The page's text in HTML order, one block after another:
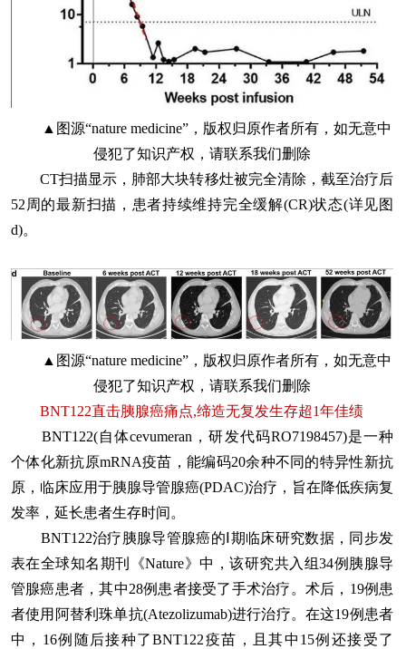
▲图源“nature medicine”，版权归原作者所有，如无意中
侵犯了知识产权，请联系我们删除
CT扫描显示，肺部大块转移灶被完全清除，截至治疗后
52周的最新扫描，患者持续维持完全缓解(CR)状态(详见图
d)。
▲图源“nature medicine”，版权归原作者所有，如无意中
侵犯了知识产权，请联系我们删除
BNT122直击胰腺癌痛点,缔造无复发生存超1年佳绩
BNT122(自体cevumeran，研发代码RO7198457)是一种
个体化新抗原mRNA疫苗，能编码20余种不同的特异性新抗
原，临床应用于胰腺导管腺癌(PDAC)治疗，旨在降低疾病复
发率，延长患者生存时间。
BNT122治疗胰腺导管腺癌的Ⅰ期临床研究数据，同步发
表在全球知名期刊《Nature》中，该研究共入组34例胰腺导
管腺癌患者，其中28例患者接受了手术治疗。术后，19例患
者使用阿替利珠单抗(Atezolizumab)进行治疗。在这19例患者
中，16例随后接种了BNT122疫苗，且其中15例还接受了